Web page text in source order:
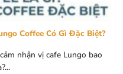
Coffee Có Gì Đặc Biệt?
nhận vị cafe Lungo bao